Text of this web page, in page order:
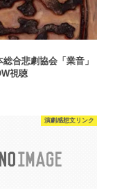
総合悲劇協会「業音」
視聴
演劇感想文リンク